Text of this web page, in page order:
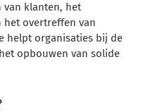
van klanten, het
het overtreffen van
helpt organisaties bij de
opbouwen van solide